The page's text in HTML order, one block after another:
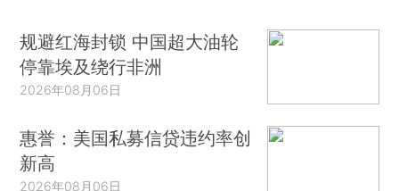
规避红海封锁 中国超大油轮
停靠埃及绕行非洲
2026年08月06日
惠誉：美国私募信贷违约率创
新高
2026年08月06日